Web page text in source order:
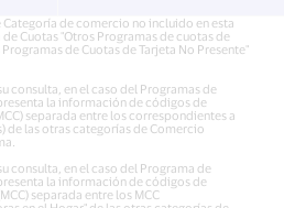
de comercio no incluido en esta
Cuotas "Otros Programas de cuotas de
de Cuotas de Tarjeta No Presente"
consulta, en el caso del Programas de
la información de códigos de
separada entre los correspondientes a
de las otras categorías de Comercio
consulta, en el caso del Programa de
la información de códigos de
separada entre los MCC